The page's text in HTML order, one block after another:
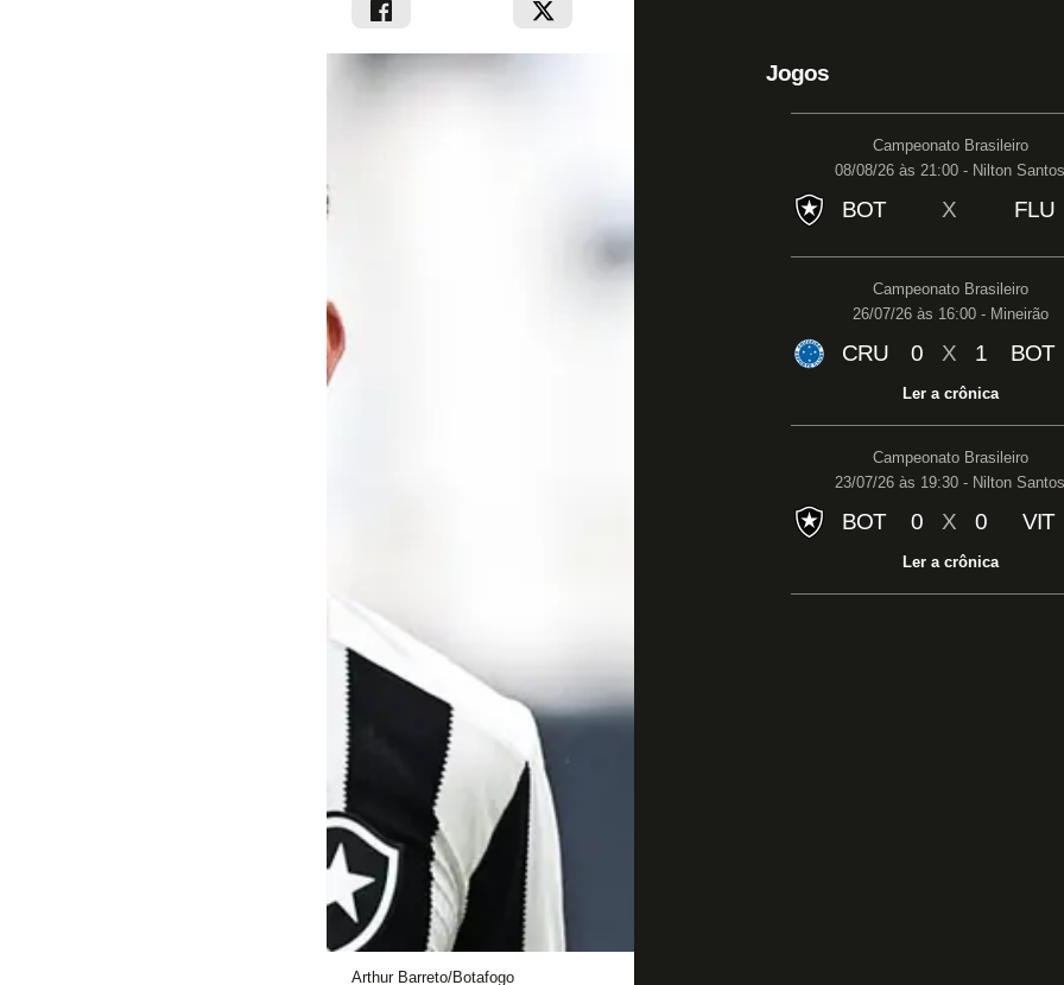
Jogos
Campeonato Brasileiro
08/08/26 às 21:00 - Nilton Santos
BOT X FLU
Campeonato Brasileiro
26/07/26 às 16:00 - Mineirão
CRU 0 X 1 BOT
Ler a crônica
Campeonato Brasileiro
23/07/26 às 19:30 - Nilton Santos
BOT 0 X 0 VIT
Ler a crônica
Arthur Barreto/Botafogo